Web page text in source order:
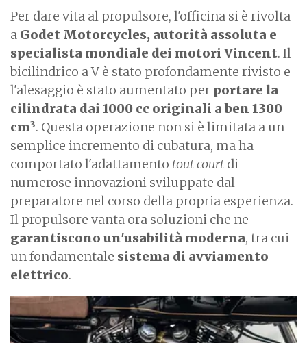
Per dare vita al propulsore, l'officina si è rivolta
a Godet Motorcycles, autorità assoluta e
specialista mondiale dei motori Vincent. Il
bicilindrico a V è stato profondamente rivisto e
l'alesaggio è stato aumentato per portare la
cilindrata dai 1000 cc originali a ben 1300
cm3. Questa operazione non si è limitata a un
semplice incremento di cubatura, ma ha
comportato l'adattamento tout court di
numerose innovazioni sviluppate dal
preparatore nel corso della propria esperienza.
Il propulsore vanta ora soluzioni che ne
garantiscono un'usabilità moderna, tra cui
un fondamentale sistema di avviamento
elettrico.
m